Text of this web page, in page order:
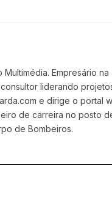
Empresário
liderando
e dirige o portal
de carreira no posto
de Bombeiros.